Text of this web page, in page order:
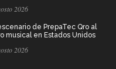
2026
de PrepaTec Qro al
musical en Estados Unidos
2026